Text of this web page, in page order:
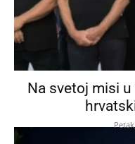
Na svetoj misi